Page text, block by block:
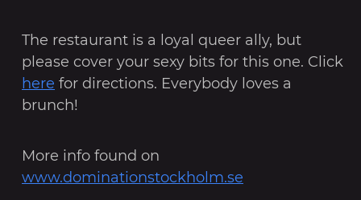
The restaurant is a loyal queer ally, but
please cover your sexy bits for this one. Click
here for directions. Everybody loves a
brunch!
More info found on
www.dominationstockholm.se